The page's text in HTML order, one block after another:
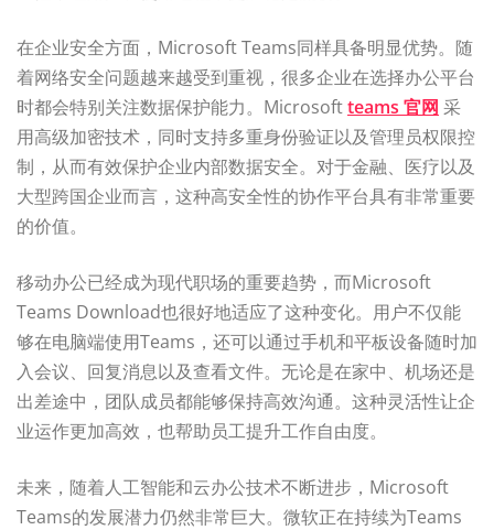
在企业安全方面，Microsoft Teams同样具备明显优势。随
着网络安全问题越来越受到重视，很多企业在选择办公平台
时都会特别关注数据保护能力。Microsoftteams 官网 采
用高级加密技术，同时支持多重身份验证以及管理员权限控
制，从而有效保护企业内部数据安全。对于金融、医疗以及
大型跨国企业而言，这种高安全性的协作平台具有非常重要
的价值。
移动办公已经成为现代职场的重要趋势，而Microsoft
Teams Download也很好地适应了这种变化。用户不仅能
够在电脑端使用Teams，还可以通过手机和平板设备随时加
入会议、回复消息以及查看文件。无论是在家中、机场还是
出差途中，团队成员都能够保持高效沟通。这种灵活性让企
业运作更加高效，也帮助员工提升工作自由度。
未来，随着人工智能和云办公技术不断进步，Microsoft
Teams的发展潜力仍然非常巨大。微软正在持续为Teams